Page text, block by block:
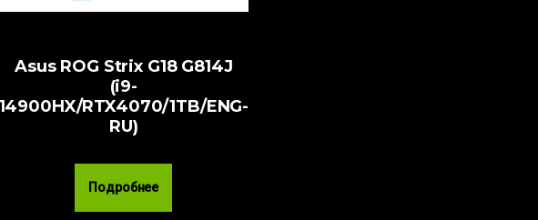
Asus ROG Strix G18 G814J
(i9-
RTX4070/1TB/ENG-
RU)
Подробнее